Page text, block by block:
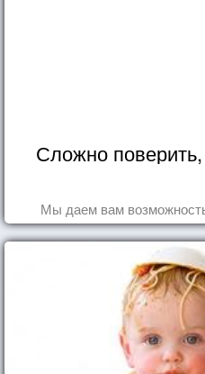
Сложно поверить,
Мы даем вам